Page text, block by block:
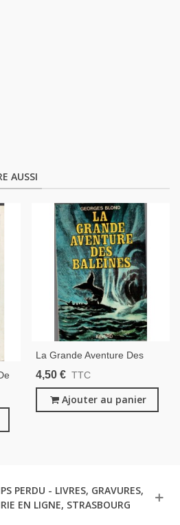
AUSSI
La Grande Aventure Des
Baleines, Georges Blond,
Antarctique, Pêche À La
Baleine,
4,50 € TTC
Ajouter au panier
PERDU - LIVRES, GRAVURES,
EN LIGNE, STRASBOURG